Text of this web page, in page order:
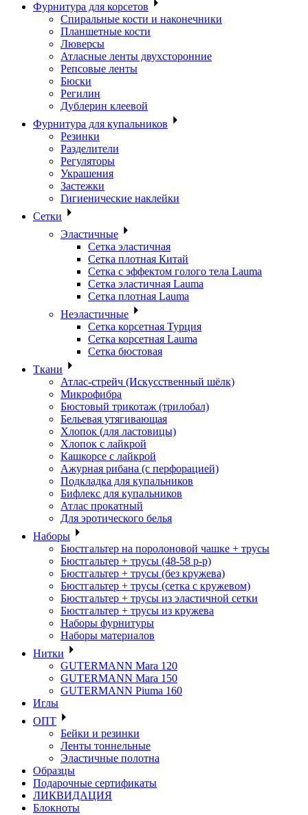
Фурнитура для корсетов
Спиральные кости и наконечники
Планшетные кости
Люверсы
Атласные ленты двухсторонние
Репсовые ленты
Бюски
Регилин
Дублерин клеевой
Фурнитура для купальников
Резинки
Разделители
Регуляторы
Украшения
Застежки
Гигиенические наклейки
Сетки
Эластичные
Сетка эластичная
Сетка плотная Китай
Сетка с эффектом голого тела Lauma
Сетка эластичная Lauma
Сетка плотная Lauma
Неэластичные
Сетка корсетная Турция
Сетка корсетная Lauma
Сетка бюстовая
Ткани
Атлас-стрейч (Искусственный шёлк)
Микрофибра
Бюстовый трикотаж (трилобал)
Бельевая утягивающая
Хлопок (для ластовицы)
Хлопок с лайкрой
Кашкорсе с лайкрой
Ажурная рибана (с перфорацией)
Подкладка для купальников
Бифлекс для купальников
Атлас прокатный
Для эротического белья
Наборы
Бюстгальтер на поролоновой чашке + трусы
Бюстгальтер + трусы (48-58 р-р)
Бюстгальтер + трусы (без кружева)
Бюстгальтер + трусы (сетка с кружевом)
Бюстгальтер + трусы из эластичной сетки
Бюстгальтер + трусы из кружева
Наборы фурнитуры
Наборы материалов
Нитки
GUTERMANN Mara 120
GUTERMANN Mara 150
GUTERMANN Piuma 160
Иглы
ОПТ
Бейки и резинки
Ленты тоннельные
Эластичные полотна
Образцы
Подарочные сертификаты
ЛИКВИДАЦИЯ
Блокноты